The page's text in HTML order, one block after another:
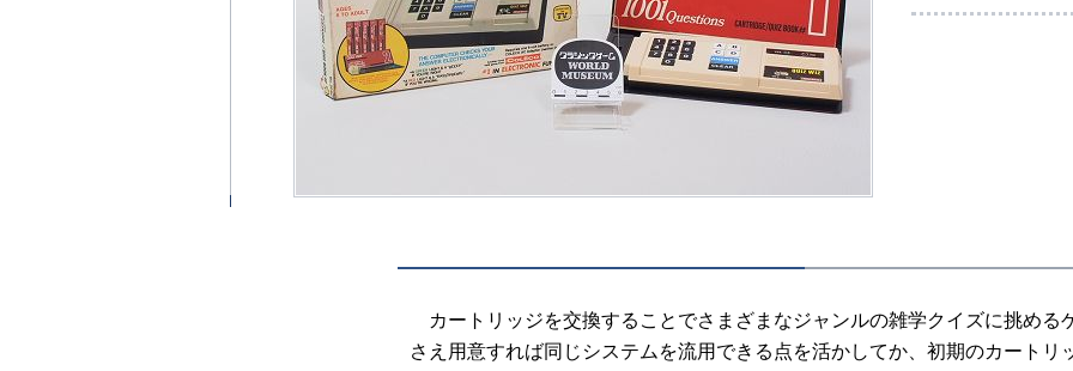
カートリッジを交換することでさまざまなジャンルの雑学クイズに挑める
さえ用意すれば同じシステムを流用できる点を活かしてか、初期のカートリ